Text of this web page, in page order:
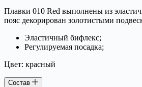
Плавки 010 Red выполнены из
пояс декорирован золотистыми
Эластичный бифлекс;
Регулируемая посадка;
Цвет: красный
Состав